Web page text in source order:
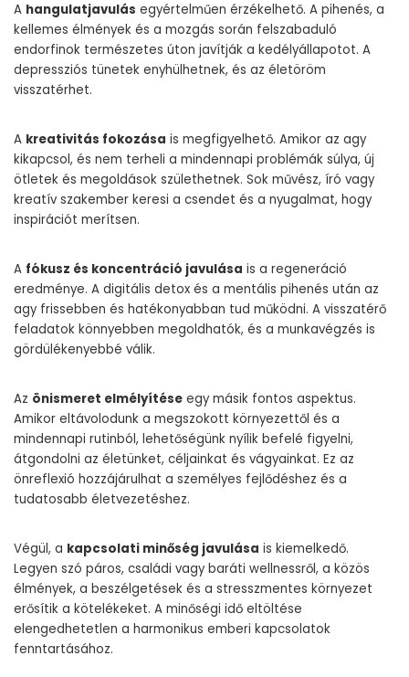
A hangulatjavulás egyértelműen érzékelhető. A pihenés, a
kellemes élmények és a mozgás során felszabaduló
endorfinok természetes úton javítják a kedélyállapotot. A
depressziós tünetek enyhülhetnek, és az életöröm
visszatérhet.
A kreativitás fokozása is megfigyelhető. Amikor az agy
kikapcsol, és nem terheli a mindennapi problémák súlya, új
ötletek és megoldások születhetnek. Sok művész, író vagy
kreatív szakember keresi a csendet és a nyugalmat, hogy
inspirációt merítsen.
A fókusz és koncentráció javulása is a regeneráció
eredménye. A digitális detox és a mentális pihenés után az
agy frissebben és hatékonyabban tud működni. A visszatérő
feladatok könnyebben megoldhatók, és a munkavégzés is
gördülékenyebbé válik.
Az önismeret elmélyítése egy másik fontos aspektus.
Amikor eltávolodunk a megszokott környezettől és a
mindennapi rutinból, lehetőségünk nyílik befelé figyelni,
átgondolni az életünket, céljainkat és vágyainkat. Ez az
önreflexió hozzájárulhat a személyes fejlődéshez és a
tudatosabb életvezetéshez.
Végül, a kapcsolati minőség javulása is kiemelkedő.
Legyen szó páros, családi vagy baráti wellnessről, a közös
élmények, a beszélgetések és a stresszmentes környezet
erősítik a kötelékeket. A minőségi idő eltöltése
elengedhetetlen a harmonikus emberi kapcsolatok
fenntartásához.